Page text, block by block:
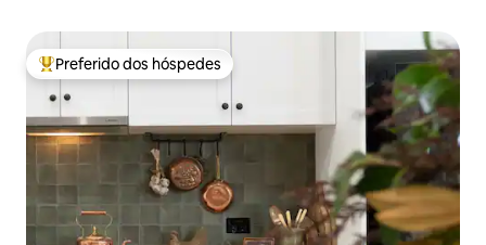
Entre os melhores preferidos dos hóspedes
Preferido dos hóspedes